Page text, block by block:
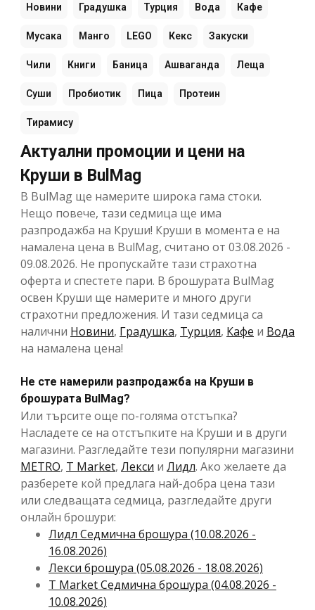
Новини Градушка Турция Вода Кафе
Мусака Манго LEGO Кекс Закуски
Чили Книги Баница Ашваганда Леща
Суши Пробиотик Пица Протеин
Тирамису
Актуални промоции и цени на
Круши в BulMag
В BulMag ще намерите широка гама стоки.
Нещо повече, тази седмица ще има
разпродажба на Круши! Круши в момента е на
намалена цена в BulMag, считано от 03.08.2026 -
09.08.2026. Не пропускайте тази страхотна
оферта и спестете пари. В брошурата BulMag
освен Круши ще намерите и много други
страхотни предложения. И тази седмица са
налични Новини, Градушка, Турция, Кафе и Вода
на намалена цена!
Не сте намерили разпродажба на Круши в
брошурата BulMag?
Или търсите още по-голяма отстъпка?
Насладете се на отстъпките на Круши и в други
магазини. Разгледайте тези популярни магазини
METRO, T Market, Лекси и Лидл. Ако желаете да
разберете кой предлага най-добра цена тази
или следващата седмица, разгледайте други
онлайн брошури:
Лидл Cедмична брошура (10.08.2026 -
16.08.2026)
Лекси брошура (05.08.2026 - 18.08.2026)
T Market Cедмична брошура (04.08.2026 -
10.08.2026)